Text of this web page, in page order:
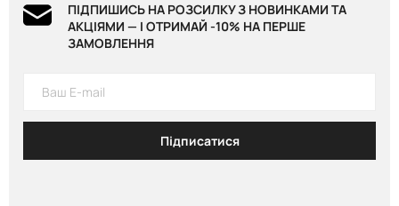
ПІДПИШИСЬ НА РОЗСИЛКУ З НОВИНКАМИ ТА
АКЦІЯМИ — І ОТРИМАЙ -10% НА ПЕРШЕ
ЗАМОВЛЕННЯ
Підписатися